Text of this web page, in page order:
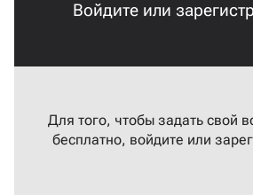
Войдите или
Для того, чтобы задать свой
бесплатно, войдите или